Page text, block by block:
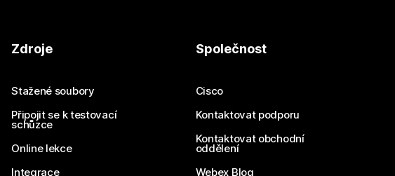
Zdroje
Stažené soubory
Připojit se k testovací
schůzce
Online lekce
Integrace
Společnost
Cisco
Kontaktovat podporu
Kontaktovat obchodní
oddělení
Webex Blog